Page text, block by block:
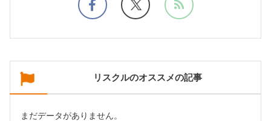
リスクルのオススメの記事
まだデータがありません。